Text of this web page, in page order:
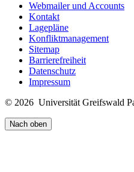
Webmailer und Accounts
Kontakt
Lagepläne
Konfliktmanagement
Sitemap
Barrierefreiheit
Datenschutz
Impressum
© 2026 Universität Greifswald
Nach oben